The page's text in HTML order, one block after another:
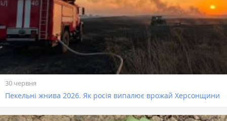
30 червня
Пекельні жнива 2026. Як росія випалює врожай Херсонщини